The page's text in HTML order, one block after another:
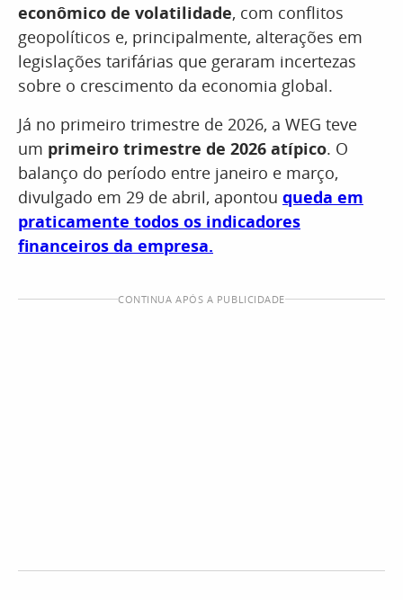
econômico de volatilidade, com conflitos
geopolíticos e, principalmente, alterações em
legislações tarifárias que geraram incertezas
sobre o crescimento da economia global.
Já no primeiro trimestre de 2026, a WEG teve
um primeiro trimestre de 2026 atípico. O
balanço do período entre janeiro e março,
divulgado em 29 de abril, apontou queda em
praticamente todos os indicadores
financeiros da empresa.
CONTINUA APÓS A PUBLICIDADE